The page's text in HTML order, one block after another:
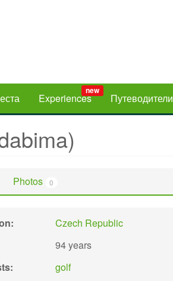
Experiences
new
Путеводители
Photos 0
Czech Republic
94 years
golf